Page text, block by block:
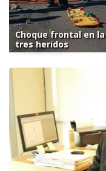
Choque frontal en
tres heridos